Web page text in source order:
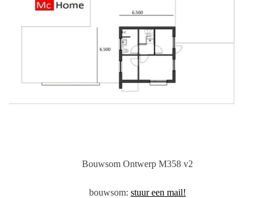
Bouwsom Ontwerp M358 v2
bouwsom: stuur een mail!